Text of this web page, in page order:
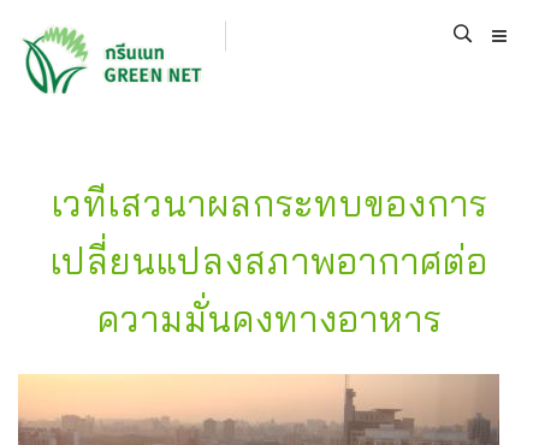
เวทีเสวนาผลกระทบของการ
เปลี่ยนแปลงสภาพอากาศต่อ
ความมั่นคงทางอาหาร